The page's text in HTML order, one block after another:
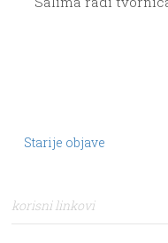
zanimanja, ističe
Starije objave
korisni linkovi